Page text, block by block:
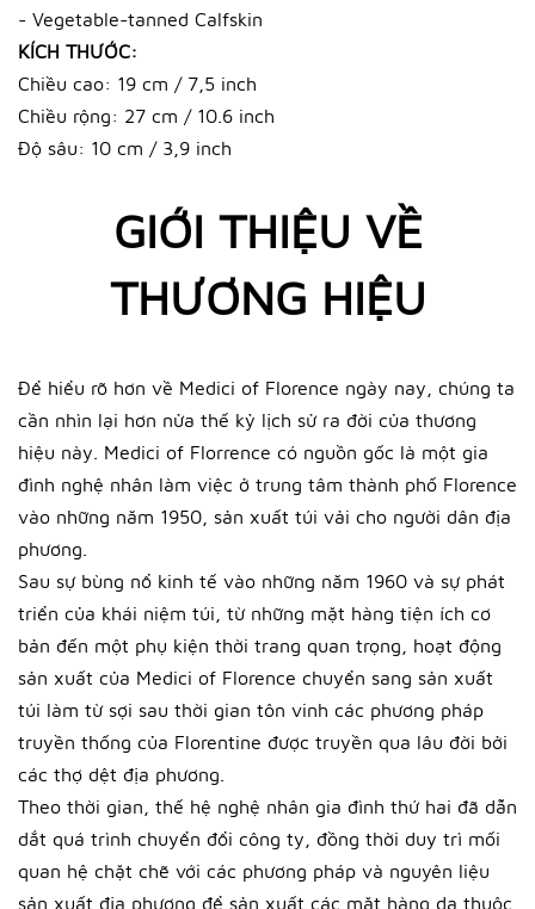
- Vegetable-tanned Calfskin
KÍCH THƯỚC:
Chiều cao: 19 cm / 7,5 inch
Chiều rộng: 27 cm / 10.6 inch
Độ sâu: 10 cm / 3,9 inch
GIỚI THIỆU VỀ
THƯƠNG HIỆU
Để hiểu rõ hơn về Medici of Florence ngày nay, chúng ta
cần nhìn lại hơn nửa thế kỷ lịch sử ra đời của thương
hiệu này. Medici of Florrence có nguồn gốc là một gia
đình nghệ nhân làm việc ở trung tâm thành phố Florence
vào những năm 1950, sản xuất túi vải cho người dân địa
phương.
Sau sự bùng nổ kinh tế vào những năm 1960 và sự phát
triển của khái niệm túi, từ những mặt hàng tiện ích cơ
bản đến một phụ kiện thời trang quan trọng, hoạt động
sản xuất của Medici of Florence chuyển sang sản xuất
túi làm từ sợi sau thời gian tôn vinh các phương pháp
truyền thống của Florentine được truyền qua lâu đời bởi
các thợ dệt địa phương.
Theo thời gian, thế hệ nghệ nhân gia đình thứ hai đã dẫn
dắt quá trình chuyển đổi công ty, đồng thời duy trì mối
quan hệ chặt chẽ với các phương pháp và nguyên liệu
sản xuất địa phương để sản xuất các mặt hàng da thuộc